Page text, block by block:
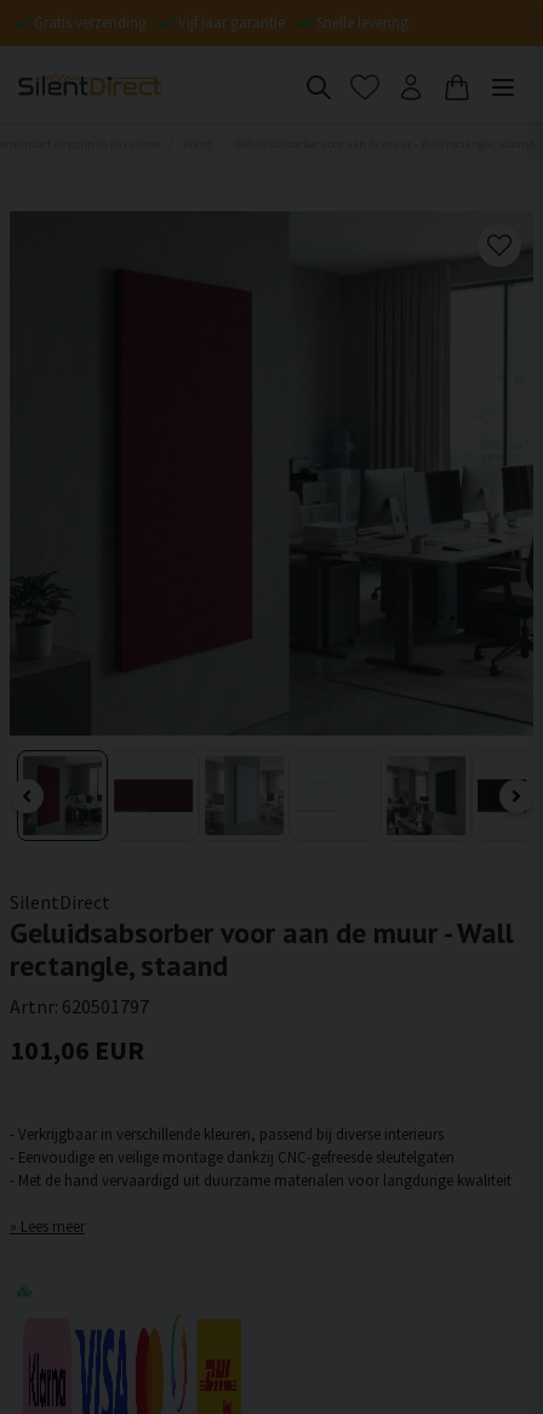
Gratis verzending Vijf jaar garantie Snelle levering
SilentDirect
Geluidsabsorber voor aan de muur - Wall
rectangle, staand
Artnr: 620501797
101,06 EUR
- Verkrijgbaar in verschillende kleuren, passend bij diverse interieurs
- Eenvoudige en veilige montage dankzij CNC-gefreesde sleutelgaten
Lees meer